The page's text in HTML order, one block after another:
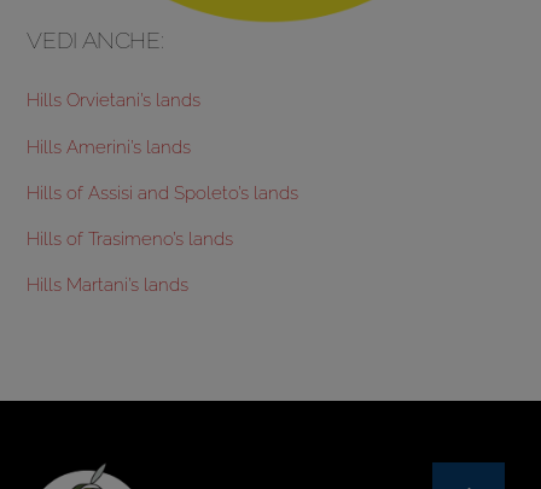
VEDI ANCHE:
Hills Orvietani’s lands
Hills Amerini’s lands
Hills of Assisi and Spoleto’s lands
Hills of Trasimeno’s lands
Hills Martani’s lands